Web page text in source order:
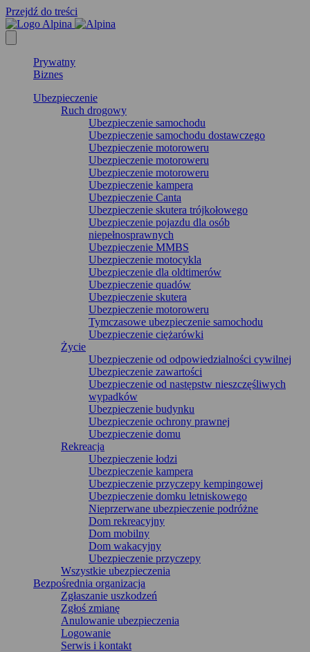
Przejdź do treści
Prywatny
Biznes
Ubezpieczenie
Ruch drogowy
Ubezpieczenie samochodu
Ubezpieczenie samochodu dostawczego
Ubezpieczenie motoroweru
Ubezpieczenie motoroweru
Ubezpieczenie motoroweru
Ubezpieczenie kampera
Ubezpieczenie Canta
Ubezpieczenie skutera trójkołowego
Ubezpieczenie pojazdu dla osób
niepełnosprawnych
Ubezpieczenie MMBS
Ubezpieczenie motocykla
Ubezpieczenie dla oldtimerów
Ubezpieczenie quadów
Ubezpieczenie skutera
Ubezpieczenie motoroweru
Tymczasowe ubezpieczenie samochodu
Ubezpieczenie ciężarówki
Życie
Ubezpieczenie od odpowiedzialności cywilnej
Ubezpieczenie zawartości
Ubezpieczenie od następstw nieszczęśliwych
wypadków
Ubezpieczenie budynku
Ubezpieczenie ochrony prawnej
Ubezpieczenie domu
Rekreacja
Ubezpieczenie łodzi
Ubezpieczenie kampera
Ubezpieczenie przyczepy kempingowej
Ubezpieczenie domku letniskowego
Nieprzerwane ubezpieczenie podróżne
Dom rekreacyjny
Dom mobilny
Dom wakacyjny
Ubezpieczenie przyczepy
Wszystkie ubezpieczenia
Bezpośrednia organizacja
Zgłaszanie uszkodzeń
Zgłoś zmianę
Anulowanie ubezpieczenia
Logowanie
Serwis i kontakt